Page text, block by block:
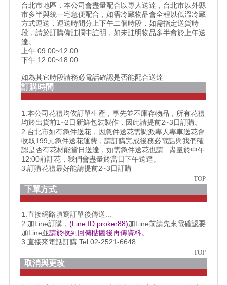
台北市地區，本公司會盡量配合以專人送達，台北市以外縣
市多半與統一宅急便配合，如需冷藏物品會全程以低溫冷藏
方式運送，運送時間分上下午二個時段，如需指定送貨時
段，請於訂購備註欄中註明，如未註明物品多半會於上午送
達。
上午 09:00~12:00
下午 12:00~18:00
如為其它時段請務必電話確認是否能配合送達
訂購時間
1.本公司花禮均依訂單生產，事先並不庫存物品，所有花禮
均於出貨前1~2日新鮮包裝製作，因此請提前2~3日訂購。
2.台北市如有急件送花，因急件送花需調派專人專車送花會
收取199元急件送花運費，請訂購完成後務必電話與我們確
認是否有花材能當日送達，如需急件送花也請 盡量於中午
12:00前訂花，我們會盡量於當日下午送達。
3.訂購花禮最好能請提前2~3日訂購
TOP
下單方式
1.直接網路填寫訂單後傳送...
2.加Line訂購， (Line ID:proker88)加Line前請先來電確認要
加Line並請於收到回傳貼圖後再傳資料。
3.直接來電話訂購 Tel:02-2521-6648
TOP
取消與更改